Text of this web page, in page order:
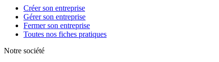
Créer son entreprise
Gérer son entreprise
Fermer son entreprise
Toutes nos fiches pratiques
Notre société